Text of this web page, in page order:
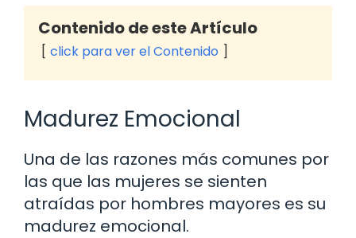
Contenido de este Artículo
click para ver el Contenido
Madurez Emocional
Una de las razones más comunes por
las que las mujeres se sienten
atraídas por hombres mayores es su
madurez emocional.